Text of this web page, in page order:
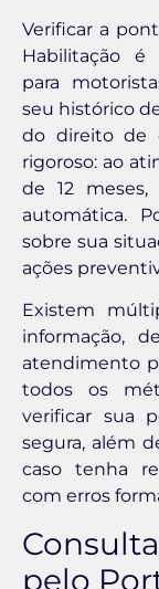
Verificar a
Habilitação é
para
seu histórico
do direito de
rigoroso: ao
de 12
automática.
sobre sua
ações
Existem
informação,
atendimento
todos os
verificar sua
segura, além
caso tenha
com erros
pelo